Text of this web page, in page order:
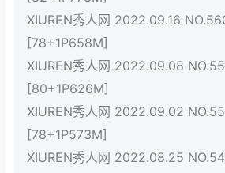
XIUREN秀人网 2022.09.16
[78+1P658M]
XIUREN秀人网 2022.09.08
[80+1P626M]
XIUREN秀人网 2022.09.02
[78+1P573M]
XIUREN秀人网 2022.08.25